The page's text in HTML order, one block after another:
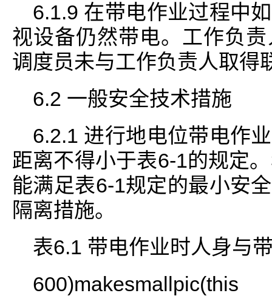
6.1.9 在带电作业过程中
视设备仍然带电。工作负
调度员未与工作负责人取得
6.2 一般安全技术措施
6.2.1 进行地电位带电作
距离不得小于表6-1的规定
能满足表6-1规定的最小安
隔离措施。
表6.1 带电作业时人身与